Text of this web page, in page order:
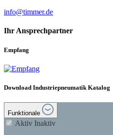
info@timmer.de
Ihr Ansprechpartner
Empfang
Download Industriepneumatik Katalog
Funktionale
Aktiv Inaktiv